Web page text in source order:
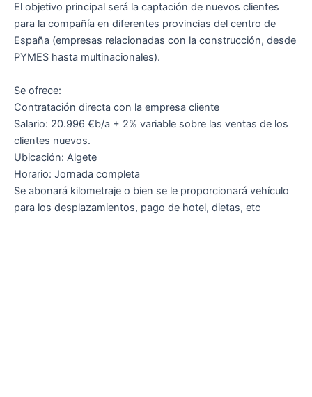
El objetivo principal será la captación de nuevos clientes
para la compañía en diferentes provincias del centro de
España (empresas relacionadas con la construcción, desde
PYMES hasta multinacionales).
Se ofrece:
Contratación directa con la empresa cliente
Salario: 20.996 €b/a + 2% variable sobre las ventas de los
clientes nuevos.
Ubicación: Algete
Horario: Jornada completa
Se abonará kilometraje o bien se le proporcionará vehículo
para los desplazamientos, pago de hotel, dietas, etc